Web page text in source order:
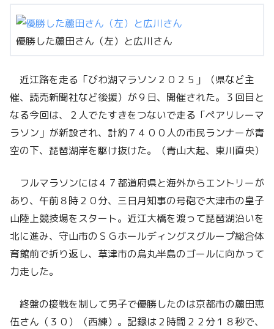
優勝した蘆田さん（左）と広川さん
近江路を走る「びわ湖マラソン２０２５」（県など主
催、読売新聞社など後援）が９日、開催された。３回目と
なる今回は、２人でたすきをつないで走る「ペアリレーマ
ラソン」が新設され、計約７４００人の市民ランナーが青
空の下、琵琶湖岸を駆け抜けた。（青山大起、東川直央）
フルマラソンには４７都道府県と海外からエントリーが
あり、午前８時２０分、三日月知事の号砲で大津市の皇子
山陸上競技場をスタート。近江大橋を渡って琵琶湖沿いを
北に進み、守山市のＳＧホールディングスグループ総合体
育館前で折り返し、草津市の烏丸半島のゴールに向かって
力走した。
終盤の接戦を制して男子で優勝したのは京都市の蘆田恵
伍さん（３０）（西練）。記録は２時間２２分１８秒で、